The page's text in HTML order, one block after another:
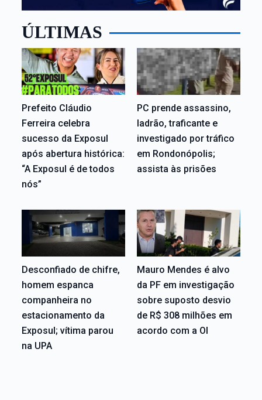
ÚLTIMAS
Prefeito Cláudio
Ferreira celebra
sucesso da Exposul
após abertura histórica:
“A Exposul é de todos
nós”
PC prende assassino,
ladrão, traficante e
investigado por tráfico
em Rondonópolis;
assista às prisões
Desconfiado de chifre,
homem espanca
companheira no
estacionamento da
Exposul; vítima parou
na UPA
Mauro Mendes é alvo
da PF em investigação
sobre suposto desvio
de R$ 308 milhões em
acordo com a OI